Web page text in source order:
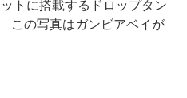
トに搭載するドロップタン
この写真はガンビアベイが